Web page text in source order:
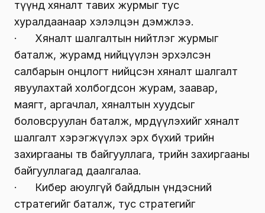
түүнд хяналт тавих журмыг тус
хуралдаанаар хэлэлцэн дэмжлээ.
· Хяналт шалгалтын нийтлэг журмыг
баталж, журамд нийцүүлэн эрхэлсэн
салбарын онцлогт нийцсэн хяналт шалгалт
явуулахтай холбогдсон журам, заавар,
маягт, аргачлал, хяналтын хуудсыг
боловсруулан баталж, мөрдүүлэхийг хяналт
шалгалт хэрэгжүүлэх эрх бүхий төрийн
захиргааны төв байгууллага, төрийн захиргааны
байгууллагад даалгалаа.
· Кибер аюулгүй байдлын үндэсний
стратегийг баталж, тус стратегийг